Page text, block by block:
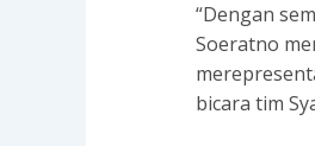
“Dengan
Soeratno
bicara tim